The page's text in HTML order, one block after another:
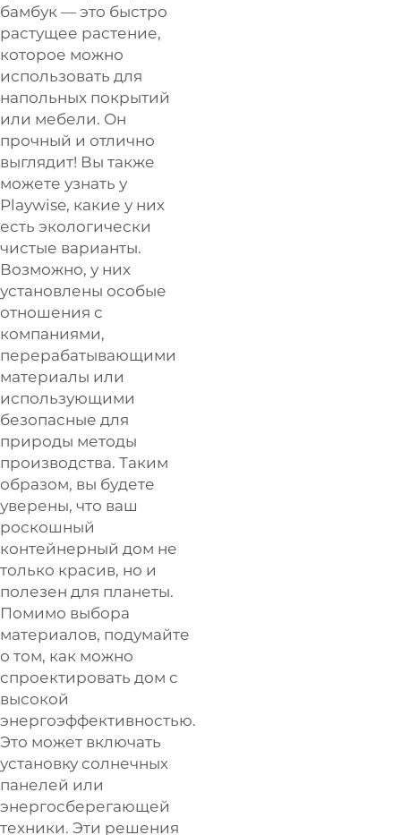
бамбук — это быстро
растущее растение,
которое можно
использовать для
напольных покрытий
или мебели. Он
прочный и отлично
выглядит! Вы также
можете узнать у
Playwise, какие у них
есть экологически
чистые варианты.
Возможно, у них
установлены особые
отношения с
компаниями,
перерабатывающими
материалы или
использующими
безопасные для
природы методы
производства. Таким
образом, вы будете
уверены, что ваш
роскошный
контейнерный дом не
только красив, но и
полезен для планеты.
Помимо выбора
материалов, подумайте
о том, как можно
спроектировать дом с
высокой
энергоэффективностью.
Это может включать
установку солнечных
панелей или
энергосберегающей
техники. Эти решения